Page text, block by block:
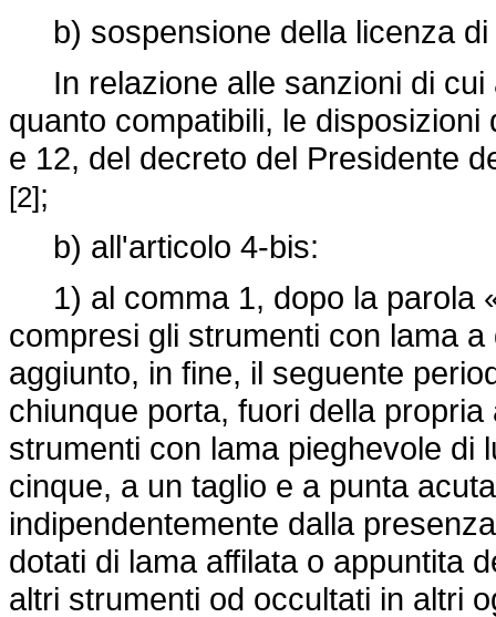
b) sospensione della licenza di
In relazione alle sanzioni di cui
quanto compatibili, le
e 12, del decreto del Presidente
[2];
b) all'articolo 4-bis:
1) al comma 1, dopo la parola
compresi gli strumenti con lama
aggiunto, in fine, il seguente
chiunque porta, fuori della
strumenti con lama pieghevole di
cinque, a un taglio e a punta
indipendentemente dalla
dotati di lama affilata o appuntita
altri strumenti od occultati in altri